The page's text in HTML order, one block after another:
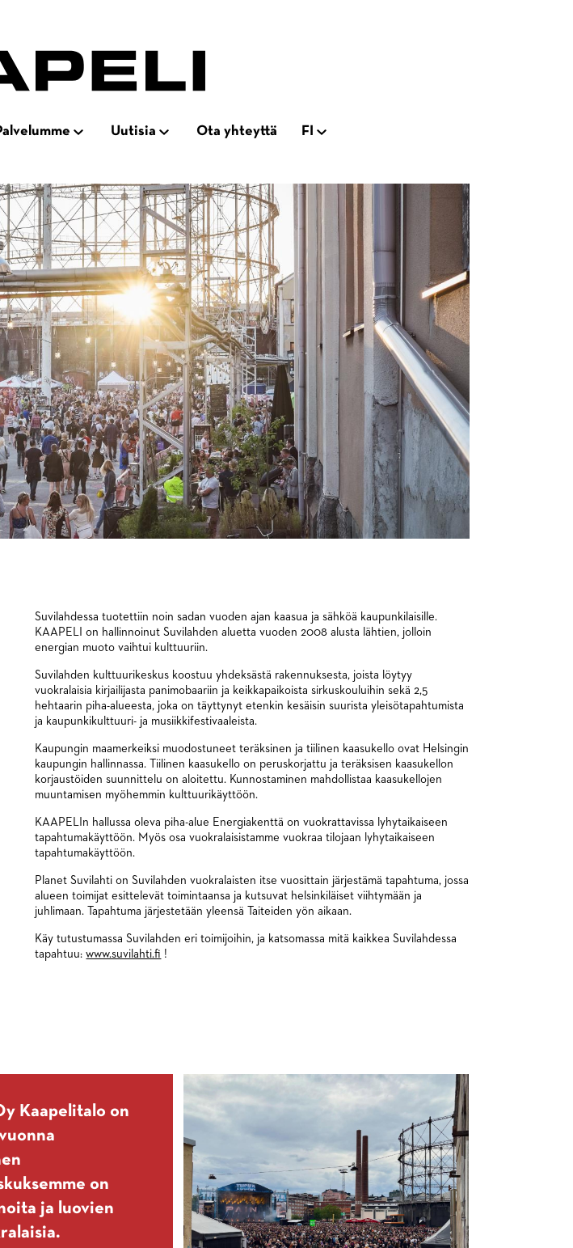
Open
Uutisia Open
Ota yhteyttä FI Open
Suvilahdessa tuotettiin noin sadan vuoden ajan kaasua ja sähköä kaupunkilaisille.
KAAPELI on hallinnoinut Suvilahden aluetta vuoden 2008 alusta lähtien, jolloin
energian muoto vaihtui kulttuuriin.
Suvilahden kulttuurikeskus koostuu yhdeksästä rakennuksesta, joista löytyy
vuokralaisia kirjailijasta panimobaariin ja keikkapaikoista sirkuskouluihin sekä 2,5
hehtaarin piha-alueesta, joka on täyttynyt etenkin kesäisin suurista yleisötapahtumista
ja kaupunkikulttuuri- ja musiikkifestivaaleista.
Kaupungin maamerkeiksi muodostuneet teräksinen ja tiilinen kaasukello ovat Helsingin
kaupungin hallinnassa. Tiilinen kaasukello on peruskorjattu ja teräksisen kaasukellon
korjaustöiden suunnittelu on aloitettu. Kunnostaminen mahdollistaa kaasukellojen
muuntamisen myöhemmin kulttuurikäyttöön.
KAAPELIn hallussa oleva piha-alue Energiakenttä on vuokrattavissa lyhytaikaiseen
tapahtumakäyttöön. Myös osa vuokralaisistamme vuokraa tilojaan lyhytaikaiseen
tapahtumakäyttöön.
Planet Suvilahti on Suvilahden vuokralaisten itse vuosittain järjestämä tapahtuma, jossa
alueen toimijat esittelevät toimintaansa ja kutsuvat helsinkiläiset viihtymään ja
juhlimaan. Tapahtuma järjestetään yleensä Taiteiden yön aikaan.
Käy tutustumassa Suvilahden eri toimijoihin, ja katsomassa mitä kaikkea Suvilahdessa
tapahtuu:www.suvilahti.fi !
Kaapelitalo on
on
ja luovien